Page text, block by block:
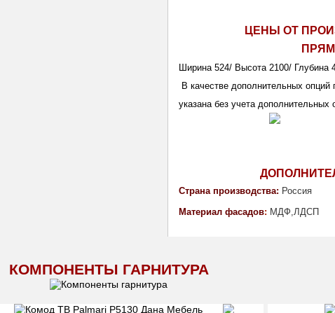
ЦЕНЫ ОТ
Ширина 524/ Высота 2100/ Глубина
В качестве дополнительных
указана без учета дополнительных
Страна производства: Россия
Материал фасадов: МДФ,ЛДСП
КОМПОНЕНТЫ ГАРНИТУРА